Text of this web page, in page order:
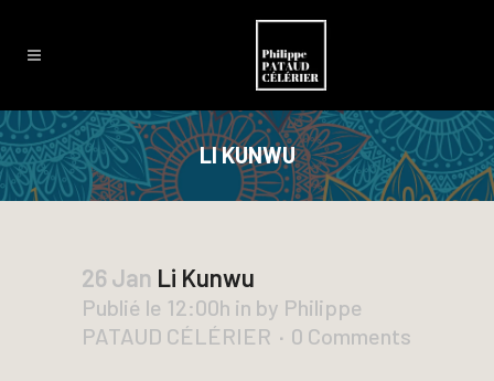
LI KUNWU
26 Jan Li Kunwu
Publié le 12:00h in by Philippe
PATAUD CÉLÉRIER
0 Comments